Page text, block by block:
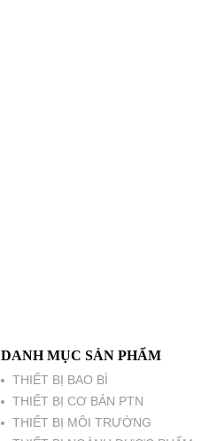
DANH MỤC SẢN PHẨM
THIẾT BỊ BAO BÌ
THIẾT BỊ CƠ BẢN PTN
THIẾT BỊ MÔI TRƯỜNG